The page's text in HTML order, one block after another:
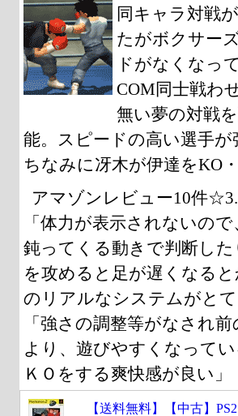
同キャラ対戦
たがボクサー
ドがなくなっ
COM同士戦わ
無い夢の対戦
能。スピードの高い選手が
ちなみに冴木が伊達をKO・
アマゾンレビュー10件
「体力が表示されないの
鈍ってくる動きで判断し
を攻めると足が遅くなる
のリアルなシステムがとて
「強さの調整等がなされ
より、遊びやすくなって
ＫＯをする爽快感が良い」
【送料無料】【中古】